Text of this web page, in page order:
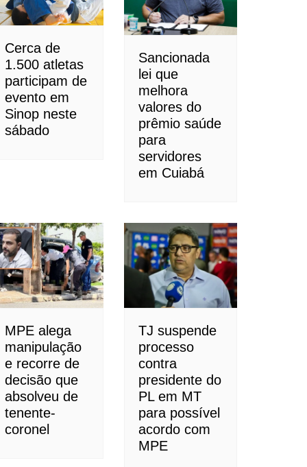
Cerca de
1.500 atletas
participam de
evento em
Sinop neste
sábado
Sancionada
lei que
melhora
valores do
prêmio saúde
para
servidores
em Cuiabá
MPE alega
manipulação
e recorre de
decisão que
absolveu de
tenente-
coronel
TJ suspende
processo
contra
presidente do
PL em MT
para possível
acordo com
MPE